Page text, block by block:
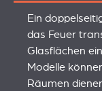
Ein
das Feuer
Glasflächen
Modelle
Räumen